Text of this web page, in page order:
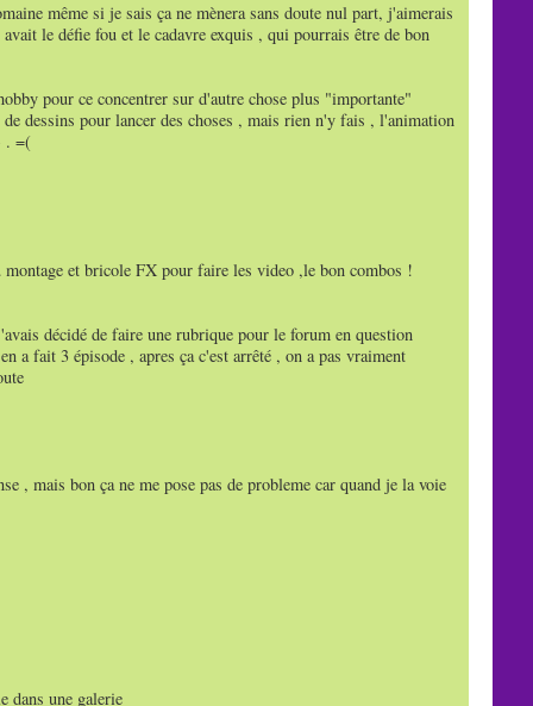
même si je sais ça ne mènera sans doute nul part, j'aimerais
le défie fou et le cadavre exquis , qui pourrais être de bon
pour ce concentrer sur d'autre chose plus "importante"
dessins pour lancer des choses , mais rien n'y fais , l'animation
. =(
et bricole FX pour faire les video ,le bon combos !
décidé de faire une rubrique pour le forum en question
a fait 3 épisode , apres ça c'est arrêté , on a pas vraiment
, mais bon ça ne me pose pas de probleme car quand je la voie
dans une galerie